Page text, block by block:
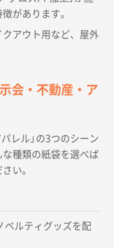
があります。
アウト用など、屋外
会・不動産・ア
パレル」の3つのシーン
種類の紙袋を選べば
い。
ベルティグッズを配